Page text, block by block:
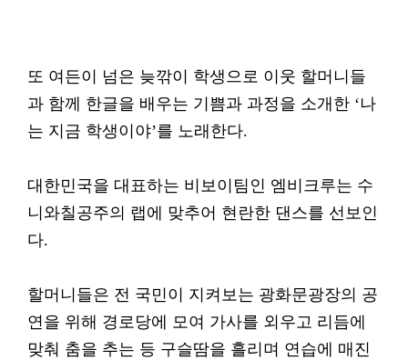
또 여든이 넘은 늦깎이 학생으로 이웃 할머니들
과 함께 한글을 배우는 기쁨과 과정을 소개한 ‘나
는 지금 학생이야’를 노래한다.
대한민국을 대표하는 비보이팀인 엠비크루는 수
니와칠공주의 랩에 맞추어 현란한 댄스를 선보인
다.
할머니들은 전 국민이 지켜보는 광화문광장의 공
연을 위해 경로당에 모여 가사를 외우고 리듬에
맞춰 춤을 추는 등 구슬땀을 흘리며 연습에 매진